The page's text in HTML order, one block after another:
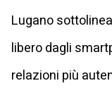
Lugano
libero dagli
relazioni più